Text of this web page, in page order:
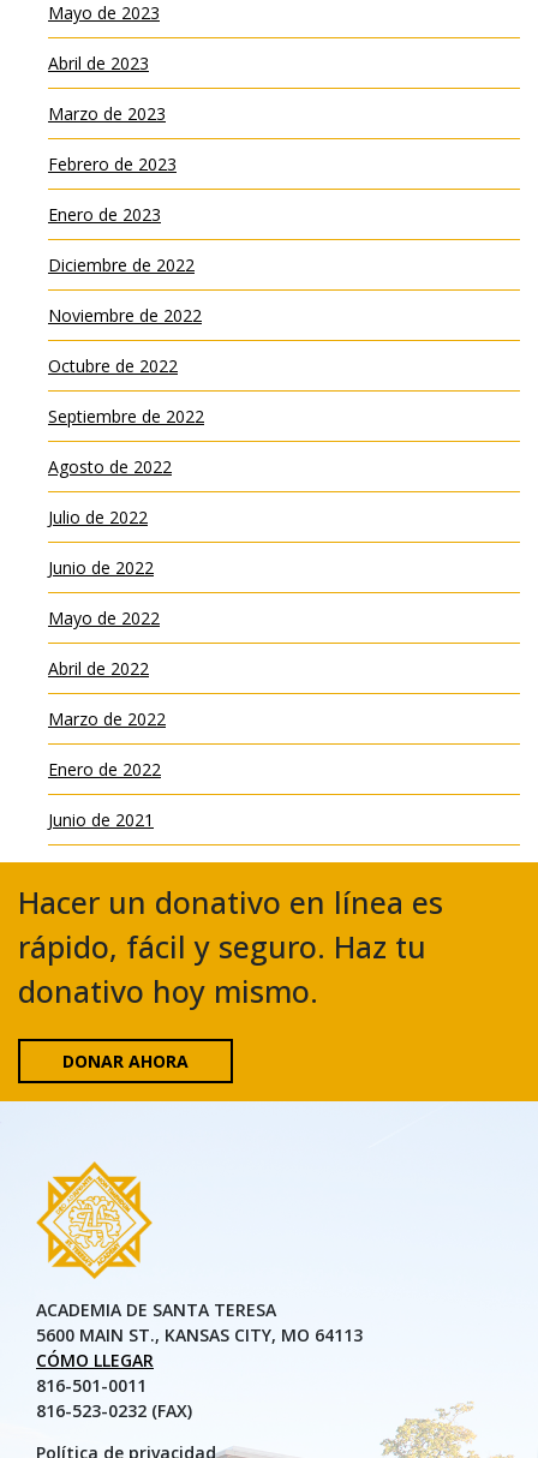
Mayo de 2023
Abril de 2023
Marzo de 2023
Febrero de 2023
Enero de 2023
Diciembre de 2022
Noviembre de 2022
Octubre de 2022
Septiembre de 2022
Agosto de 2022
Julio de 2022
Junio de 2022
Mayo de 2022
Abril de 2022
Marzo de 2022
Enero de 2022
Junio de 2021
Hacer un donativo en línea es
rápido, fácil y seguro. Haz tu
donativo hoy mismo.
DONAR AHORA
ACADEMIA DE SANTA TERESA
5600 MAIN ST., KANSAS CITY, MO 64113
CÓMO LLEGAR
816-501-0011
816-523-0232 (FAX)
Política de privacidad